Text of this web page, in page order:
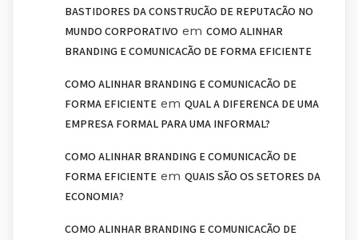
BASTIDORES DA CONSTRUÇÃO DE REPUTAÇÃO NO
MUNDO CORPORATIVO em COMO ALINHAR
BRANDING E COMUNICAÇÃO DE FORMA EFICIENTE
COMO ALINHAR BRANDING E COMUNICAÇÃO DE
FORMA EFICIENTE em QUAL A DIFERENÇA DE UMA
EMPRESA FORMAL PARA UMA INFORMAL?
COMO ALINHAR BRANDING E COMUNICAÇÃO DE
FORMA EFICIENTE em QUAIS SÃO OS SETORES DA
ECONOMIA?
COMO ALINHAR BRANDING E COMUNICAÇÃO DE